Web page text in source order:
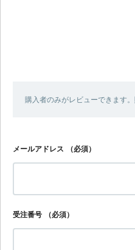
購入者のみがレビューできます
メールアドレス （必須）
受注番号 （必須）